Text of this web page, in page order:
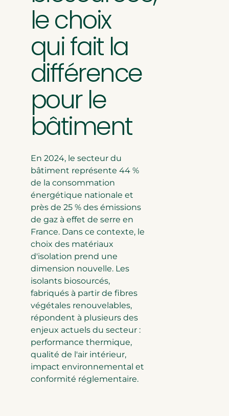
le choix
qui fait la
différence
pour le
bâtiment
En 2024, le secteur du
bâtiment représente 44 %
de la consommation
énergétique nationale et
près de 25 % des émissions
de gaz à effet de serre en
France. Dans ce contexte, le
choix des matériaux
d'isolation prend une
dimension nouvelle. Les
isolants biosourcés,
fabriqués à partir de fibres
végétales renouvelables,
répondent à plusieurs des
enjeux actuels du secteur :
performance thermique,
qualité de l'air intérieur,
impact environnemental et
conformité réglementaire.